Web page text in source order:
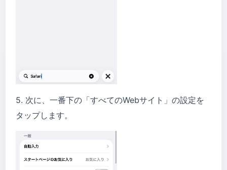
5. 次に、一番下の「すべてのWebサイト」の設定を
タップします。